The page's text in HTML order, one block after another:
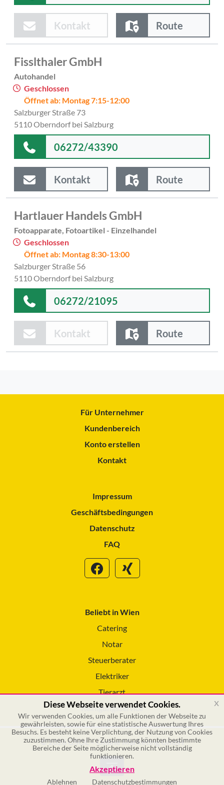
Kontakt Route
Fisslthaler GmbH
Autohandel
Geschlossen
Öffnet ab: Montag 7:15-12:00
Salzburger Straße 73
5110 Oberndorf bei Salzburg
06272/43390
Kontakt Route
Hartlauer Handels GmbH
Fotoapparate, Fotoartikel - Einzelhandel
Geschlossen
Öffnet ab: Montag 8:30-13:00
Salzburger Straße 56
5110 Oberndorf bei Salzburg
06272/21095
Kontakt Route
Für Unternehmer
Kundenbereich
Konto erstellen
Kontakt
Impressum
Geschäftsbedingungen
Datenschutz
FAQ
Beliebt in Wien
Catering
Notar
Steuerberater
Elektriker
Tierarzt
Reinigungsservice
© 2026 GSOL – Online Marketing GmbH
Diese Webseite verwendet Cookies.
Wir verwenden Cookies, um alle Funktionen der Webseite zu
gewährleisten, sowie für eine statistische Auswertung Ihres
Besuchs. Es besteht keine Verplichtung, der Nutzung von Cookies
zuzustimmen. Ohne Ihre Zustimmung könnten bestimmte
Bereiche der Seite möglicherweise nicht vollständig
funktionieren.
Akzeptieren
Ablehnen Datenschutzbestimmungen
x